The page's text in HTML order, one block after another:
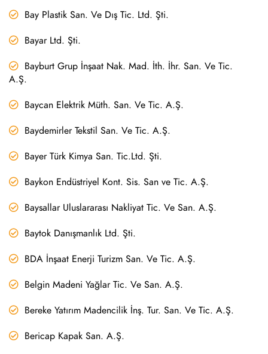
Bay Plastik San. Ve Dış Tic. Ltd. Şti.
Bayar Ltd. Şti.
Bayburt Grup İnşaat Nak. Mad. İth. İhr. San. Ve Tic.
A.Ş.
Baycan Elektrik Müth. San. Ve Tic. A.Ş.
Baydemirler Tekstil San. Ve Tic. A.Ş.
Bayer Türk Kimya San. Tic.Ltd. Şti.
Baykon Endüstriyel Kont. Sis. San ve Tic. A.Ş.
Baysallar Uluslararası Nakliyat Tic. Ve San. A.Ş.
Baytok Danışmanlık Ltd. Şti.
BDA İnşaat Enerji Turizm San. Ve Tic. A.Ş.
Belgin Madeni Yağlar Tic. Ve San. A.Ş.
Bereke Yatırım Madencilik İnş. Tur. San. Ve Tic. A.Ş.
Bericap Kapak San. A.Ş.